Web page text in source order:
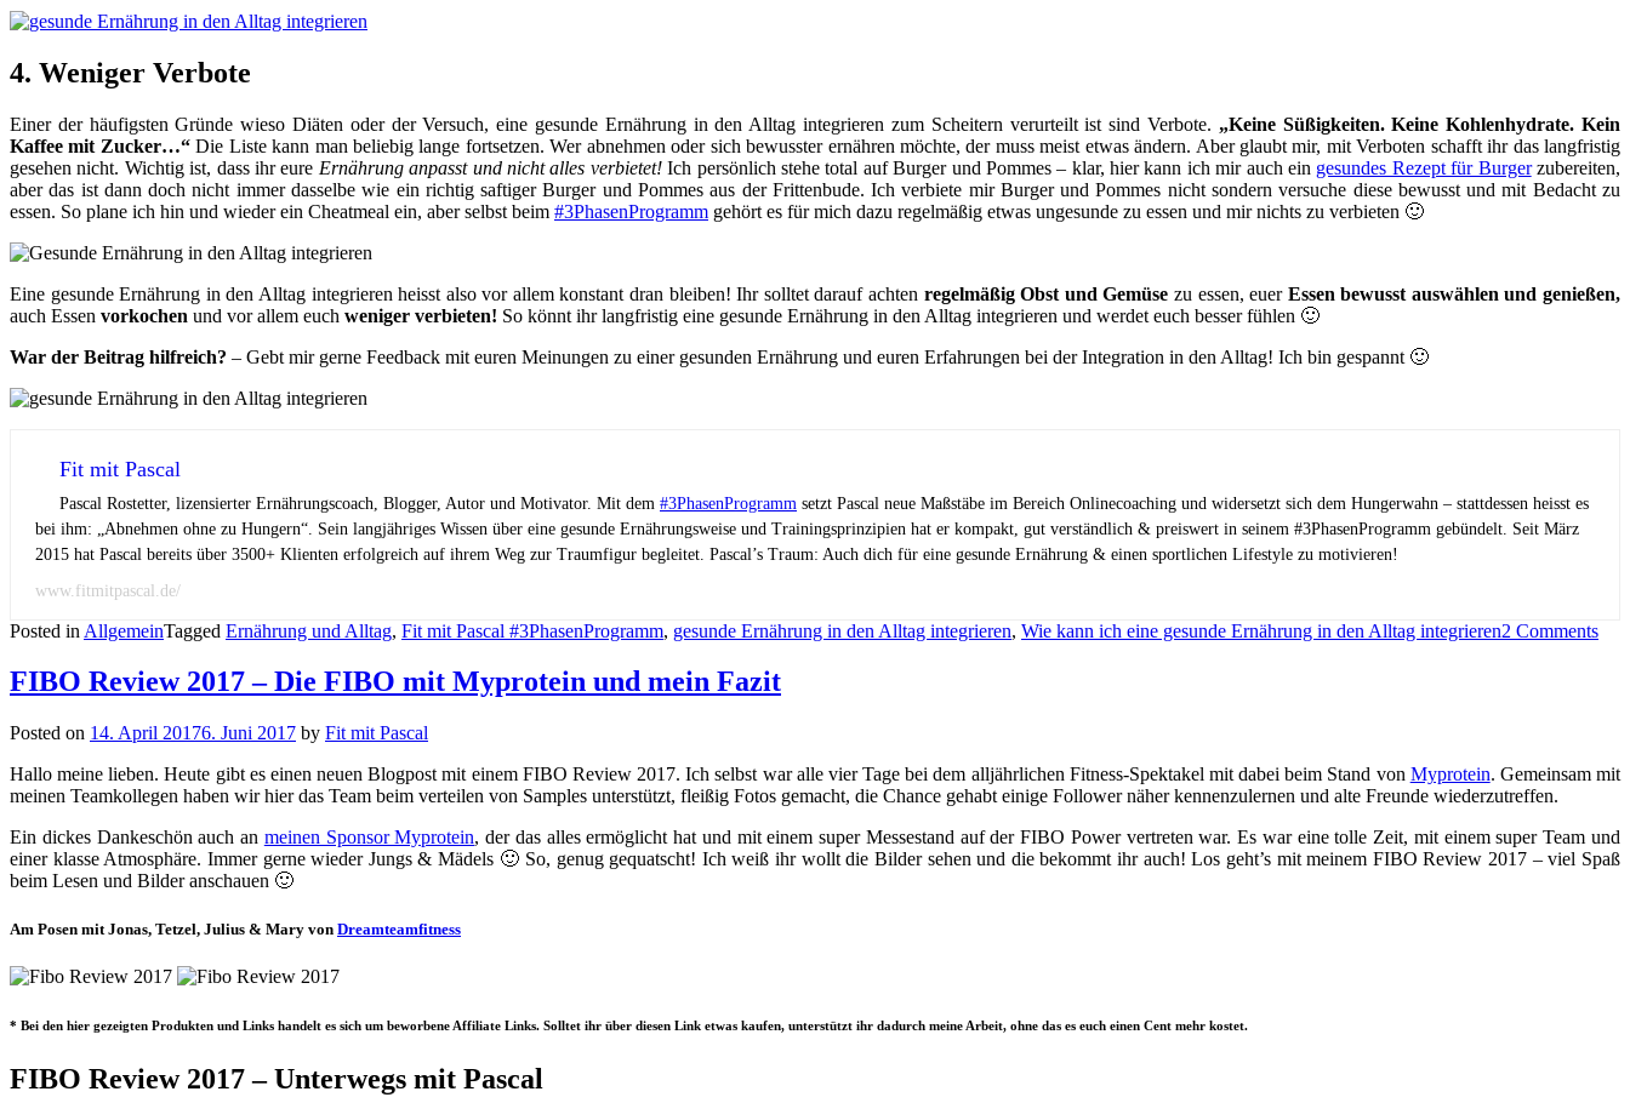
4. Weniger Verbote
Einer der häufigsten Gründe wieso Diäten oder der Versuch, eine gesunde Ernährung in den Alltag integrieren zum Scheitern verurteilt ist sind Verbote. „Keine Süßigkeiten. Keine Kohlenhydrate. Kein
Kaffee mit Zucker…“Die Liste kann man beliebig lange fortsetzen. Wer abnehmen oder sich bewusster ernähren möchte, der muss meist etwas ändern. Aber glaubt mir, mit Verboten schafft ihr das langfristig
gesehen nicht. Wichtig ist, dass ihr eure Ernährung anpasst und nicht alles verbietet!Ich persönlich stehe total auf Burger und Pommes – klar, hier kann ich mir auch ein gesundes Rezept für Burgerzubereiten,
aber das ist dann doch nicht immer dasselbe wie ein richtig saftiger Burger und Pommes aus der Frittenbude. Ich verbiete mir Burger und Pommes nicht sondern versuche diese bewusst und mit Bedacht zu
essen. So plane ich hin und wieder ein Cheatmeal ein, aber selbst beim #3PhasenProgramm gehört es für mich dazu regelmäßig etwas ungesunde zu essen und mir nichts zu verbieten 🙂
Eine gesunde Ernährung in den Alltag integrieren heisst also vor allem konstant dran bleiben! Ihr solltet darauf achten regelmäßig Obst und Gemüse zu essen, euer Essen bewusst auswählen und genießen,
auch Essen vorkochen und vor allem euch weniger verbieten! So könnt ihr langfristig eine gesunde Ernährung in den Alltag integrieren und werdet euch besser fühlen 🙂
War der Beitrag hilfreich? – Gebt mir gerne Feedback mit euren Meinungen zu einer gesunden Ernährung und euren Erfahrungen bei der Integration in den Alltag! Ich bin gespannt 🙂
Fit mit Pascal
Pascal Rostetter, lizensierter Ernährungscoach, Blogger, Autor und Motivator. Mit dem #3PhasenProgramm setzt Pascal neue Maßstäbe im Bereich Onlinecoaching und widersetzt sich dem Hungerwahn – stattdessen heisst es
bei ihm: „Abnehmen ohne zu Hungern“. Sein langjähriges Wissen über eine gesunde Ernährungsweise und Trainingsprinzipien hat er kompakt, gut verständlich & preiswert in seinem #3PhasenProgramm gebündelt. Seit März
2015 hat Pascal bereits über 3500+ Klienten erfolgreich auf ihrem Weg zur Traumfigur begleitet. Pascal’s Traum: Auch dich für eine gesunde Ernährung & einen sportlichen Lifestyle zu motivieren!
www.fitmitpascal.de/
Posted in AllgemeinTagged Ernährung und Alltag, Fit mit Pascal #3PhasenProgramm, gesunde Ernährung in den Alltag integrieren, Wie kann ich eine gesunde Ernährung in den Alltag integrieren2 Comments
FIBO Review 2017 – Die FIBO mit Myprotein und mein Fazit
Posted on 14. April 20176. Juni 2017 by Fit mit Pascal
Hallo meine lieben. Heute gibt es einen neuen Blogpost mit einem FIBO Review 2017. Ich selbst war alle vier Tage bei dem alljährlichen Fitness-Spektakel mit dabei beim Stand von Myprotein. Gemeinsam mit
meinen Teamkollegen haben wir hier das Team beim verteilen von Samples unterstützt, fleißig Fotos gemacht, die Chance gehabt einige Follower näher kennenzulernen und alte Freunde wiederzutreffen.
Ein dickes Dankeschön auch an meinen Sponsor Myprotein, der das alles ermöglicht hat und mit einem super Messestand auf der FIBO Power vertreten war. Es war eine tolle Zeit, mit einem super Team und
einer klasse Atmosphäre. Immer gerne wieder Jungs & Mädels 🙂 So, genug gequatscht! Ich weiß ihr wollt die Bilder sehen und die bekommt ihr auch! Los geht’s mit meinem FIBO Review 2017 – viel Spaß
beim Lesen und Bilder anschauen 🙂
Am Posen mit Jonas, Tetzel, Julius & Mary von Dreamteamfitness
* Bei den hier gezeigten Produkten und Links handelt es sich um beworbene Affiliate Links. Solltet ihr über diesen Link etwas kaufen, unterstützt ihr dadurch meine Arbeit, ohne das es euch einen Cent mehr kostet.
FIBO Review 2017 – Unterwegs mit Pascal